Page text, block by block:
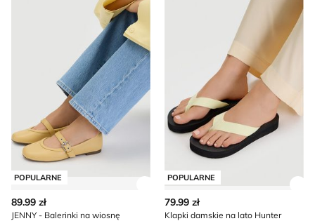
POPULARNE
89.99 zł
JENNY - Balerinki na wiosnę
POPULARNE
79.99 zł
Klapki damskie na lato Hunter